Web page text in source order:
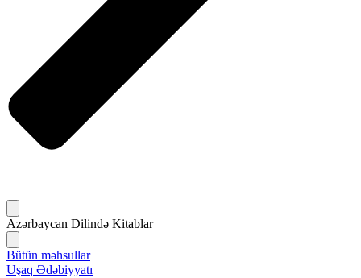
Azərbaycan Dilində Kitablar
Bütün məhsullar
Uşaq Ədəbiyyatı